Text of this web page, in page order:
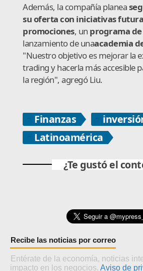
Además, la compañía planea
su oferta con iniciativas
promociones, un programa
lanzamiento de unaacademia
"Nuestro objetivo es mejorar la
trading y hacerla más accesible
la región", agregó Liu.
Finanzas
Latinoamérica
¿Te gustó el
Recibe las noticias por correo
Entérate de la economía, noticias
impacto en los negocios. Aviso de